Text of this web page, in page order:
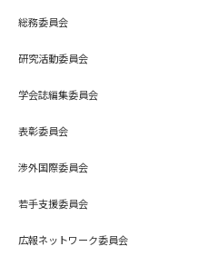
総務委員会
研究活動委員会
学会誌編集委員会
表彰委員会
渉外国際委員会
若手支援委員会
広報ネットワーク委員会